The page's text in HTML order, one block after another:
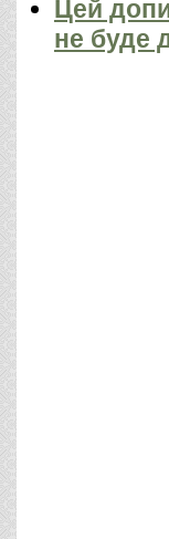
Цей
не буде